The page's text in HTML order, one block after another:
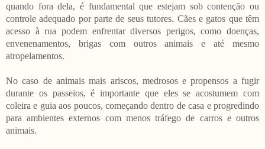
quando fora dela, é fundamental que estejam sob contenção ou
controle adequado por parte de seus tutores. Cães e gatos que têm
acesso à rua podem enfrentar diversos perigos, como doenças,
envenenamentos, brigas com outros animais e até mesmo
atropelamentos.
No caso de animais mais ariscos, medrosos e propensos a fugir
durante os passeios, é importante que eles se acostumem com
coleira e guia aos poucos, começando dentro de casa e progredindo
para ambientes externos com menos tráfego de carros e outros
animais.